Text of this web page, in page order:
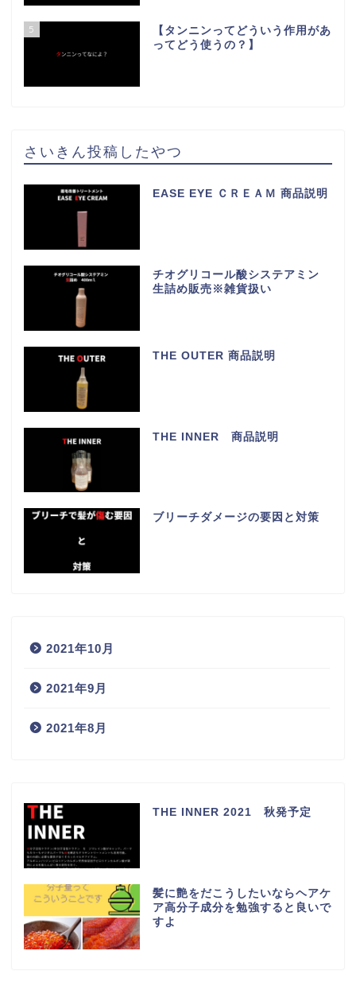
5
【タンニンってどういう作用があ
ってどう使うの？】
さいきん投稿したやつ
EASE EYE ＣＲＥＡＭ 商品説明
チオグリコール酸システアミン
生詰め販売※雑貨扱い
THE OUTER 商品説明
THE INNER 商品説明
ブリーチダメージの要因と対策
2021年10月
2021年9月
2021年8月
THE INNER 2021 秋発予定
髪に艶をだこうしたいならヘアケ
ア高分子成分を勉強すると良いで
すよ